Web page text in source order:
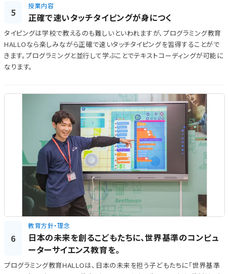
5
授業内容
正確で速いタッチタイピングが身につく
タイピングは学校で教えるのも難しいといわれますが、プログラミング教育
HALLOなら楽しみながら正確で速いタッチタイピングを習得することがで
きます。プログラミングと並行して学ぶことでテキストコーディングが可能に
なります。
6
教育方針・理念
日本の未来を創るこどもたちに、世界基準のコンピュ
ーターサイエンス教育を。
プログラミング教育HALLOは、日本の未来を担う子どもたちに「世界基準